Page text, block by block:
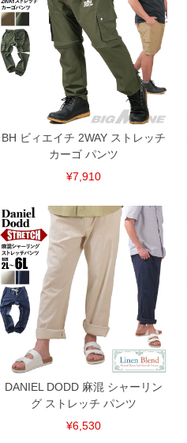
BH ビィエイチ 2WAY ストレッチ
カーゴ パンツ
¥7,910
DANIEL DODD 麻混 シャーリン
グ ストレッチ パンツ
¥6,530